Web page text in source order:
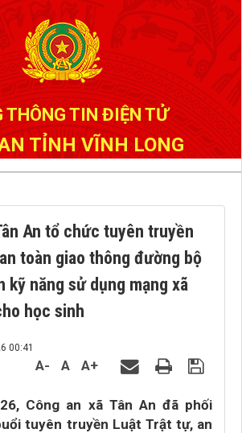
THÔNG TIN ĐIỆN TỬ
TỈNH VĨNH LONG
An tổ chức tuyên truyền
toàn giao thông đường bộ
kỹ năng sử dụng mạng xã
học sinh
00:41
A- A A+
Công an xã Tân An đã phối
tuyên truyền Luật Trật tự, an